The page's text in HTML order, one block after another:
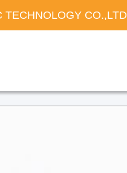
TECHNOLOGY CO.,LTD